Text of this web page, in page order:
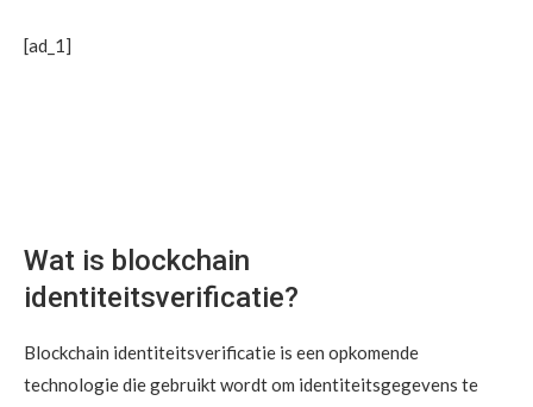
[ad_1]
Wat is blockchain
identiteitsverificatie?
Blockchain identiteitsverificatie is een opkomende
technologie die gebruikt wordt om identiteitsgegevens te